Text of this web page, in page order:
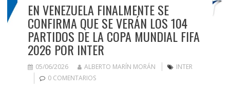
EN VENEZUELA FINALMENTE SE
CONFIRMA QUE SE VERÁN LOS 104
PARTIDOS DE LA COPA MUNDIAL FIFA
2026 POR INTER
05/06/2026 ALBERTO MARÍN MORÁN
INTER
0 COMENTARIOS